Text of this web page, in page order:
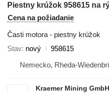
Piestny krúžok 958615 na
Cena na požiadanie
Časti motora - piestny krúžok
Stav nový
958615
Nemecko, Rheda-
Kraemer Mining GmbH